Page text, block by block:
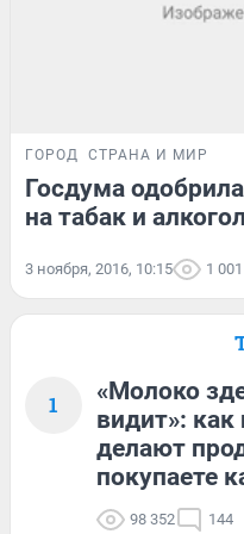
ГОРОД СТРАНА И МИР
Госдума
на табак и
3 ноября, 2016, 10:15 1 001
1
«Молоко
видит»:
делают
покупаете
98 352 144